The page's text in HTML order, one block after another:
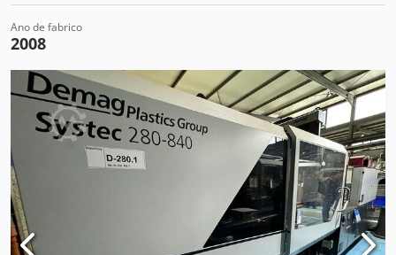
Ano de fabrico
2008